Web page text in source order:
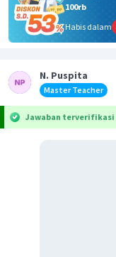
100rb
Habis dalam
N. Puspita
Master Teacher
Jawaban terverifikasi